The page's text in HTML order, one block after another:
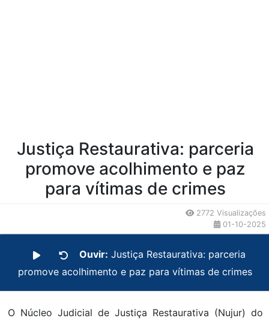
Justiça Restaurativa: parceria
promove acolhimento e paz
para vítimas de crimes
2772 Visualizações
01-10-2025
Ouvir: Justiça Restaurativa: parceria
promove acolhimento e paz para vítimas de crimes
O Núcleo Judicial de Justiça Restaurativa (Nujur) do